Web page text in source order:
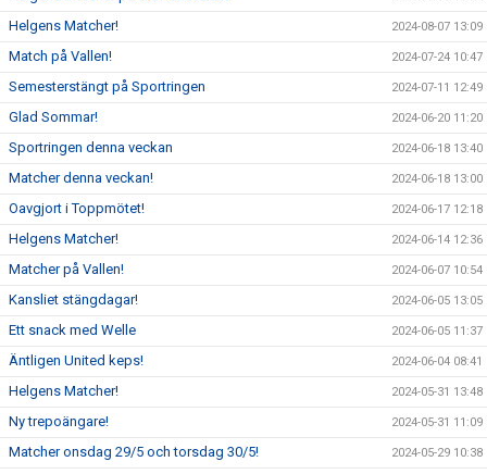
Helgens Matcher! 2024-08-07 13:09
Match på Vallen! 2024-07-24 10:47
Semesterstängt på Sportringen 2024-07-11 12:49
Glad Sommar! 2024-06-20 11:20
Sportringen denna veckan 2024-06-18 13:40
Matcher denna veckan! 2024-06-18 13:00
Oavgjort i Toppmötet! 2024-06-17 12:18
Helgens Matcher! 2024-06-14 12:36
Matcher på Vallen! 2024-06-07 10:54
Kansliet stängdagar! 2024-06-05 13:05
Ett snack med Welle 2024-06-05 11:37
Äntligen United keps! 2024-06-04 08:41
Helgens Matcher! 2024-05-31 13:48
Ny trepoängare! 2024-05-31 11:09
Matcher onsdag 29/5 och torsdag 30/5! 2024-05-29 10:38